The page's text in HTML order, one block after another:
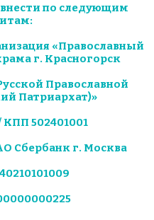
по следующим
«Православный
г. Красногорск
Православной
Патриархат)»
502401001
Сбербанк г. Москва